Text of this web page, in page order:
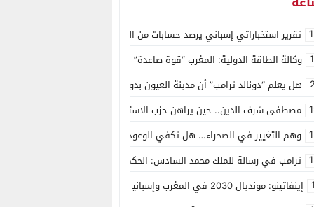
تقرير استخباراتي إسباني يرصد حسابات من الجزائر وأرقاما بـ”213+” ضمن حملة رقمية منظمة حرّضت على اقتحام سبتة
وكالة الطاقة الدولية: المغرب “قوة صاعدة” في سوق المعادن الاستراتيجية
هل يعلم “دونالد ترامب” أن مدينة العيون بدون ماء؟
مصطفى شرف الدين.. حين يراهن حزب الاستقلال على الكفاءة ويمنح الشباب
وهم التغيير في الصحراء… هل تكفي الوعود الفارغة لصناعة الواقع؟
ترامب في رسالة للملك محمد السادس: الحكم الذاتي هو الأساس الوحيد لحل
إينفاتينو: مونديال 2030 في المغرب وإسبانيا والبرتغال سيكون “الأجمل في التاريخ”